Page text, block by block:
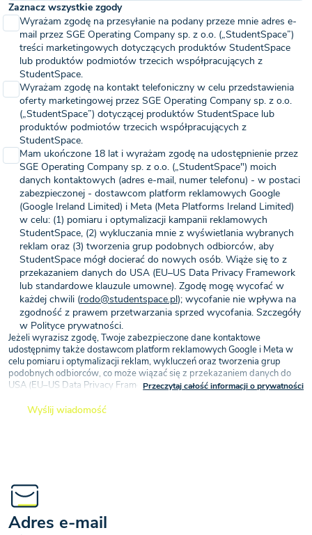
Zaznacz wszystkie zgody
Wyrażam zgodę na przesyłanie na podany przeze mnie adres e-
mail przez SGE Operating Company sp. z o.o. („StudentSpace”)
treści marketingowych dotyczących produktów StudentSpace
lub produktów podmiotów trzecich współpracujących z
StudentSpace.
Wyrażam zgodę na kontakt telefoniczny w celu przedstawienia
oferty marketingowej przez SGE Operating Company sp. z o.o.
(„StudentSpace”) dotyczącej produktów StudentSpace lub
produktów podmiotów trzecich współpracujących z
StudentSpace.
Mam ukończone 18 lat i wyrażam zgodę na udostępnienie przez
SGE Operating Company sp. z o.o. („StudentSpace") moich
danych kontaktowych (adres e-mail, numer telefonu) - w postaci
zabezpieczonej - dostawcom platform reklamowych Google
(Google Ireland Limited) i Meta (Meta Platforms Ireland Limited)
w celu: (1) pomiaru i optymalizacji kampanii reklamowych
StudentSpace, (2) wykluczania mnie z wyświetlania wybranych
reklam oraz (3) tworzenia grup podobnych odbiorców, aby
StudentSpace mógł docierać do nowych osób. Wiąże się to z
przekazaniem danych do USA (EU–US Data Privacy Framework
lub standardowe klauzule umowne). Zgodę mogę wycofać w
każdej chwili (rodo@studentspace.pl); wycofanie nie wpływa na
zgodność z prawem przetwarzania sprzed wycofania. Szczegóły
w Polityce prywatności.
Jeżeli wyrazisz zgodę, Twoje zabezpieczone dane kontaktowe
udostępnimy także dostawcom platform reklamowych Google i Meta w
celu pomiaru i optymalizacji reklam, wykluczeń oraz tworzenia grup
podobnych odbiorców, co może wiązać się z przekazaniem danych do
USA (EU–US Data Privacy Framework lub standardowe klauzule
którego dokonano na jej podstawie przed jej wycofaniemWysyłając
zapytanie przez powyższy formularz kontaktowy lub wyrażając zgodę
na przesyłanie treści marketingowych drogą elektroniczną lub
telefonicznie, akceptują Państwo politykę prywatności dotyczącą
Przeczytaj całość informacji o prywatności
Wyślij wiadomość
Adres e-mail